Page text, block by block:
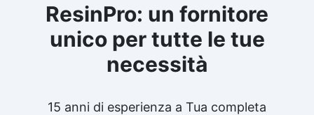
ResinPro: un fornitore
unico per tutte le tue
necessità
15 anni di esperienza a Tua completa